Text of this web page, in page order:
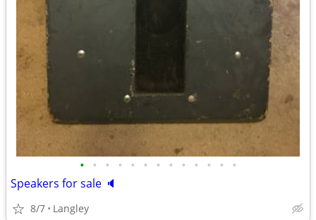
• • • • • • • • • • • • •
Speakers for sale 🔈
8/7 Langley